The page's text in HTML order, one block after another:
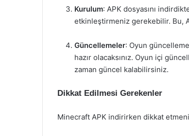
Kurulum: APK dosyasını
etkinleştirmeniz gerekebilir. Bu,
Güncellemeler: Oyun
hazır olacaksınız. Oyun içi
zaman güncel kalabilirsiniz.
Dikkat Edilmesi Gerekenler
Minecraft APK indirirken dikkat